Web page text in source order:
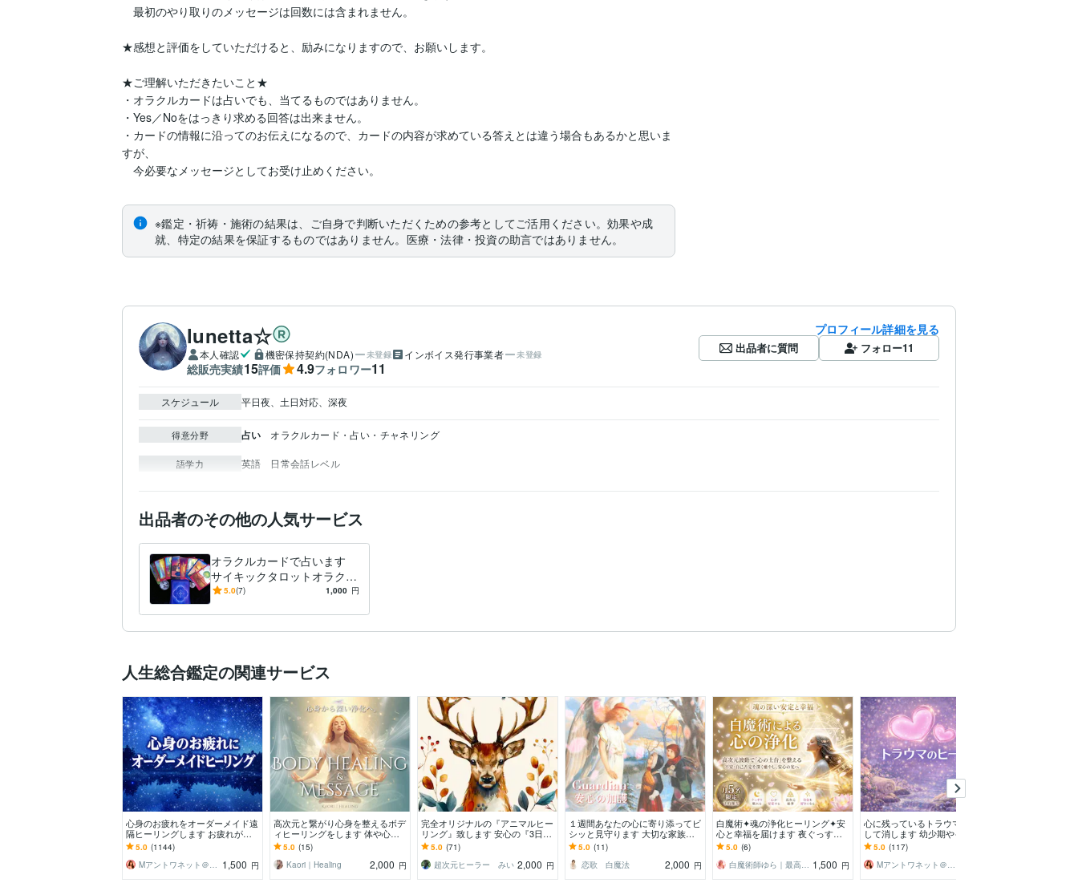
最初のやり取りのメッセージは回数には含まれません。
★感想と評価をしていただけると、励みになりますので、お願いします。
★ご理解いただきたいこと★
・オラクルカードは占いでも、当てるものではありません。
・Yes／Noをはっきり求める回答は出来ません。
・カードの情報に沿ってのお伝えになるので、カードの内容が求めている答えとは違う場合もあるかと思いま
すが、
今必要なメッセージとしてお受け止めください。
※鑑定・祈祷・施術の結果は、ご自身で判断いただくための参考としてご活用ください。効果や成
就、特定の結果を保証するものではありません。医療・法律・投資の助言ではありません。
lunetta☆
本人確認 機密保持契約(NDA) 未登録 インボイス発行事業者 未登録
総販売実績15評価 4.9フォロワー11
プロフィール詳細を見る
出品者に質問 フォロー11
スケジュール 平日夜、土日対応、深夜
得意分野 占い オラクルカード・占い・チャネリング
語学力 英語 日常会話レベル
出品者のその他の人気サービス
オラクルカードで占います
サイキックタロットオラクル
カードを使ってお悩み相談し
5.0(7) 1,000 円
人生総合鑑定の関連サービス
心身のお疲れをオーダーメイド遠
隔ヒーリングします お疲れが取
れない、スッキリしない❤基本即
レスです❤
5.0 (1144)
Mアントワネット＠駆け込み寺 1,500 円
高次元と繋がり心身を整えるボデ
ィヒーリングをします 体や心の
不調エネルギーを調整し本来のエ
ネルギーへ戻します
5.0 (15)
Kaori｜Healing
2,000 円
完全オリジナルの『アニマルヒー
リング』致します 安心の『3日
間』心を込めてサポート致します
❤️
5.0 (71)
超次元ヒーラー みい 2,000 円
１週間あなたの心に寄り添ってビ
シッと見守ります 大切な家族や
恋人、身の回りの安心安全を願い
寄り添います。
5.0 (11)
恋歌 白魔法
2,000 円
白魔術✦魂の浄化ヒーリング✦安
心と幸福を届けます 夜ぐっすり
眠れない心を整え、高次元結界で
ネガティブを遮断
5.0 (6)
白魔術師ゆら｜最高位光術統合師 1,500 円
心に残っているトラウマをお聞き
して消します 幼少期やイジメ、
恋人にひどい扱い❤基本即レスで
す❤
5.0 (117)
Mアントワネット＠駆け込み寺